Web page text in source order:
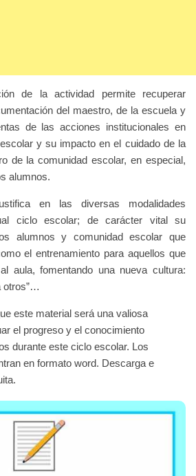
de la actividad permite recuperar
del maestro, de la escuela y
de las acciones institucionales en
y su impacto en el cuidado de la
de la comunidad escolar, en especial,
alumnos.
en las diversas modalidades
ciclo escolar; de carácter vital su
alumnos y comunidad escolar que
el entrenamiento para aquellos que
aula, fomentando una nueva cultura:
otros”…
este material será una valiosa
el progreso y el conocimiento
durante este ciclo escolar. Los
en formato word. Descarga e